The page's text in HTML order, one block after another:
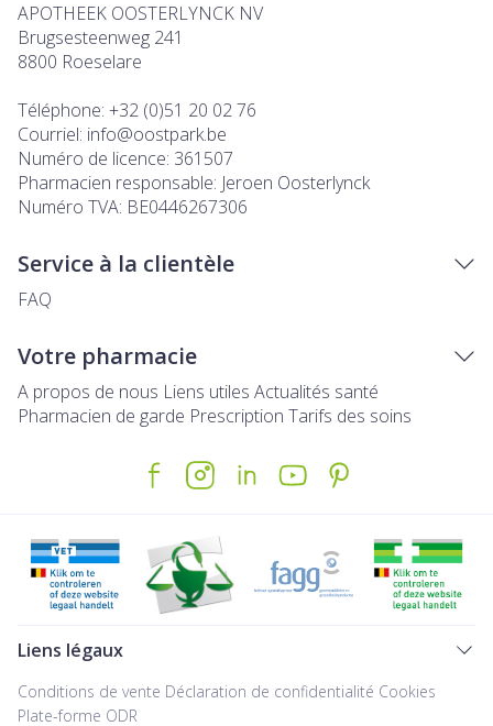
APOTHEEK OOSTERLYNCK NV
Brugsesteenweg 241
8800 Roeselare
Téléphone: +32 (0)51 20 02 76
Courriel: info@oostpark.be
Numéro de licence: 361507
Pharmacien responsable: Jeroen Oosterlynck
Numéro TVA: BE0446267306
Service à la clientèle
FAQ
Votre pharmacie
A propos de nous Liens utiles Actualités santé
Pharmacien de garde Prescription Tarifs des soins
Liens légaux
Conditions de vente Déclaration de confidentialité Cookies
Plate-forme ODR